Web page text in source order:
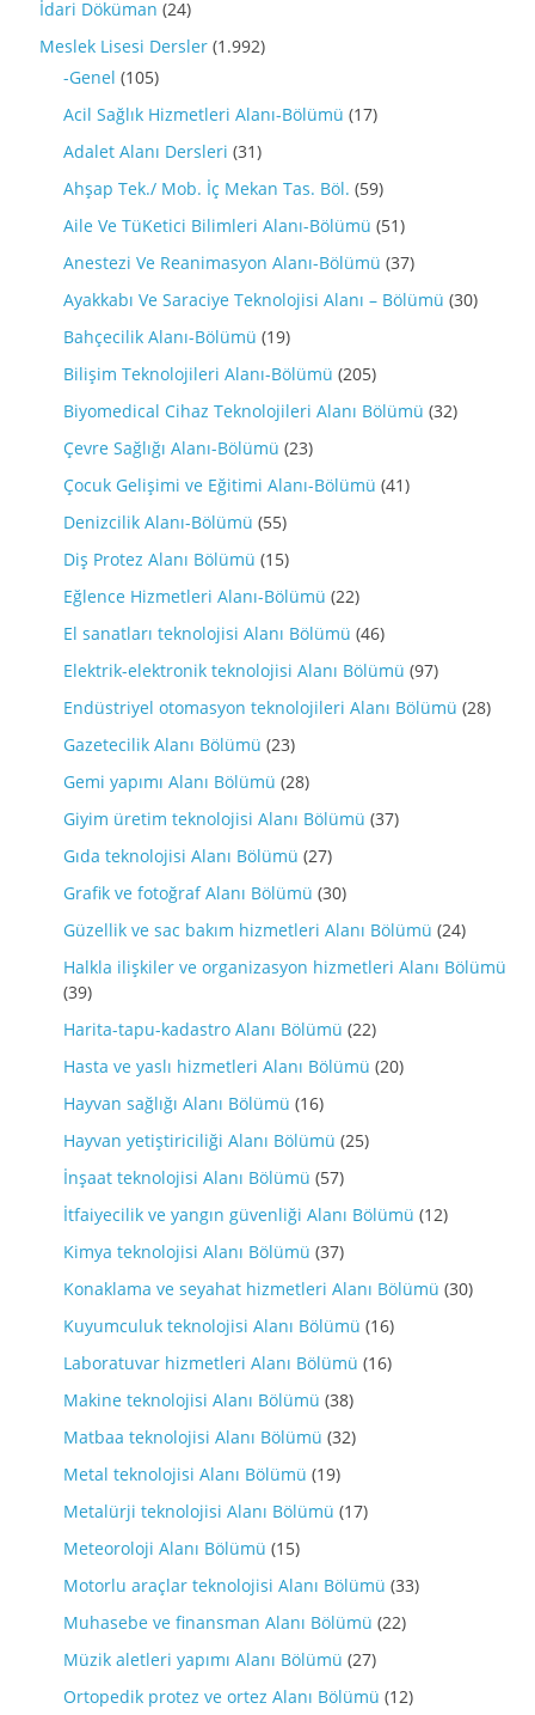
İdari Döküman (24)
Meslek Lisesi Dersler (1.992)
-Genel (105)
Acil Sağlık Hizmetleri Alanı-Bölümü (17)
Adalet Alanı Dersleri (31)
Ahşap Tek./ Mob. İç Mekan Tas. Böl. (59)
Aile Ve TüKetici Bilimleri Alanı-Bölümü (51)
Anestezi Ve Reanimasyon Alanı-Bölümü (37)
Ayakkabı Ve Saraciye Teknolojisi Alanı – Bölümü (30)
Bahçecilik Alanı-Bölümü (19)
Bilişim Teknolojileri Alanı-Bölümü (205)
Biyomedical Cihaz Teknolojileri Alanı Bölümü (32)
Çevre Sağlığı Alanı-Bölümü (23)
Çocuk Gelişimi ve Eğitimi Alanı-Bölümü (41)
Denizcilik Alanı-Bölümü (55)
Diş Protez Alanı Bölümü (15)
Eğlence Hizmetleri Alanı-Bölümü (22)
El sanatları teknolojisi Alanı Bölümü (46)
Elektrik-elektronik teknolojisi Alanı Bölümü (97)
Endüstriyel otomasyon teknolojileri Alanı Bölümü (28)
Gazetecilik Alanı Bölümü (23)
Gemi yapımı Alanı Bölümü (28)
Giyim üretim teknolojisi Alanı Bölümü (37)
Gıda teknolojisi Alanı Bölümü (27)
Grafik ve fotoğraf Alanı Bölümü (30)
Güzellik ve sac bakım hizmetleri Alanı Bölümü (24)
Halkla ilişkiler ve organizasyon hizmetleri Alanı Bölümü
(39)
Harita-tapu-kadastro Alanı Bölümü (22)
Hasta ve yaslı hizmetleri Alanı Bölümü (20)
Hayvan sağlığı Alanı Bölümü (16)
Hayvan yetiştiriciliği Alanı Bölümü (25)
İnşaat teknolojisi Alanı Bölümü (57)
İtfaiyecilik ve yangın güvenliği Alanı Bölümü (12)
Kimya teknolojisi Alanı Bölümü (37)
Konaklama ve seyahat hizmetleri Alanı Bölümü (30)
Kuyumculuk teknolojisi Alanı Bölümü (16)
Laboratuvar hizmetleri Alanı Bölümü (16)
Makine teknolojisi Alanı Bölümü (38)
Matbaa teknolojisi Alanı Bölümü (32)
Metal teknolojisi Alanı Bölümü (19)
Metalürji teknolojisi Alanı Bölümü (17)
Meteoroloji Alanı Bölümü (15)
Motorlu araçlar teknolojisi Alanı Bölümü (33)
Muhasebe ve finansman Alanı Bölümü (22)
Müzik aletleri yapımı Alanı Bölümü (27)
Ortopedik protez ve ortez Alanı Bölümü (12)